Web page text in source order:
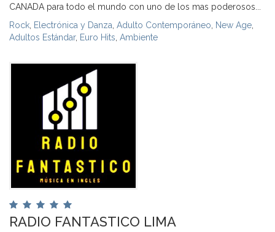
CANADA para todo el mundo con uno de los mas poderosos...
Rock Electrónica y Danza Adulto Contemporáneo New Age
Adultos Estándar, Euro Hits Ambiente
RADIO FANTASTICO LIMA